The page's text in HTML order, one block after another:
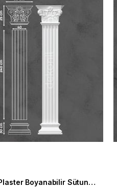
Poliüretan Plaster Boyanabilir Sütun Takım 40cm